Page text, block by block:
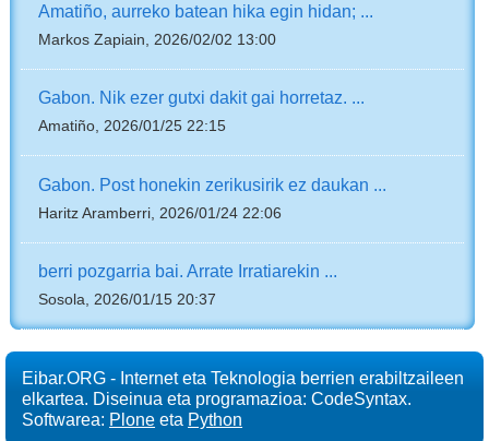
Amatiño, aurreko batean hika egin hidan; ...
Markos Zapiain, 2026/02/02 13:00
Gabon. Nik ezer gutxi dakit gai horretaz. ...
Amatiño, 2026/01/25 22:15
Gabon. Post honekin zerikusirik ez daukan ...
Haritz Aramberri, 2026/01/24 22:06
berri pozgarria bai. Arrate Irratiarekin ...
Sosola, 2026/01/15 20:37
Eibar.ORG - Internet eta Teknologia berrien erabiltzaileen
elkartea. Diseinua eta programazioa: CodeSyntax.
Softwarea: Plone eta Python